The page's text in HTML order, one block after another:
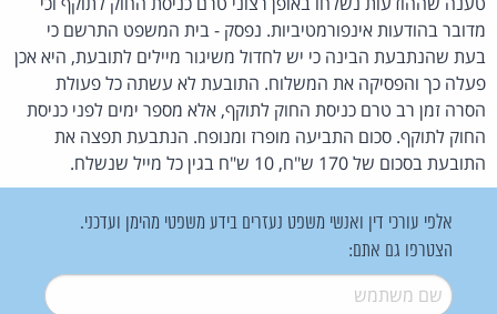
מדובר בהודעות אינפורמטיביות. נפסק - בית המשפט התרשם כי
בעת שהנתבעת הבינה כי יש לחדול משיגור מיילים לתובעת, היא אכן
פעלה כך והפסיקה את המשלוח. התובעת לא עשתה כל פעולת
הסרה זמן רב טרם כניסת החוק לתוקף, אלא מספר ימים לפני כניסת
החוק לתוקף. סכום התביעה מופרז ומנופח. הנתבעת תפצה את
התובעת בסכום של 170 ש"ח, 10 ש"ח בגין כל מייל שנשלח.
אלפי עורכי דין ואנשי משפט נעזרים בידע משפטי מהימן ועדכני.
הצטרפו גם אתם:
שם משתמש*